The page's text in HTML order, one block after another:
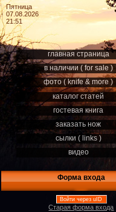
Пятница
07.08.2026
21:51
главная страница
в наличии ( for sale )
фото ( knife & more )
каталог статей
гостевая книга
заказать нож
сылки ( links )
видео
Форма входа
Войти через uID
Старая форма входа